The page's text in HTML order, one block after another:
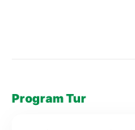
Program Tur